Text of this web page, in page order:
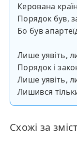
Керована
Порядок був,
Бо був
Лише уявіть,
Порядок і
Лише уявіть,
Лишився
Схожі за